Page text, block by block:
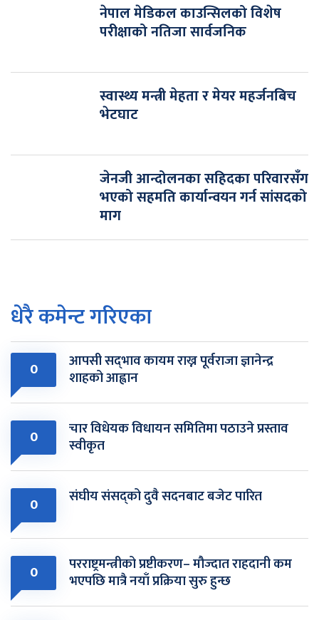
नेपाल मेडिकल काउन्सिलको विशेष
परीक्षाको नतिजा सार्वजनिक
स्वास्थ्य मन्त्री मेहता र मेयर महर्जनबिच
भेटघाट
जेनजी आन्दोलनका सहिदका परिवारसँग
भएको सहमति कार्यान्वयन गर्न सांसदको
माग
धेरै कमेन्ट गरिएका
0 आपसी सद्‌भाव कायम राख्न पूर्वराजा ज्ञानेन्द्र
शाहको आह्वान
0 चार विधेयक विधायन समितिमा पठाउने प्रस्ताव
स्वीकृत
0 संघीय संसद्को दुवै सदनबाट बजेट पारित
0 परराष्ट्रमन्त्रीको प्रष्टीकरण– मौज्दात राहदानी कम
भएपछि मात्रै नयाँ प्रक्रिया सुरु हुन्छ